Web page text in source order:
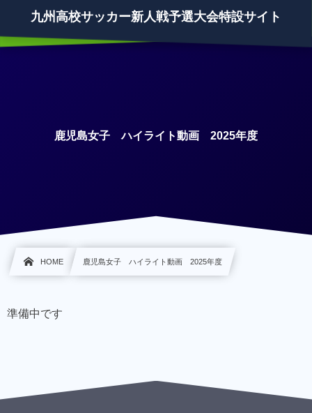
九州高校サッカー新人戦予選大会特設サイト
鹿児島女子 ハイライト動画 2025年度
HOME 鹿児島女子 ハイライト動画 2025年度
準備中です